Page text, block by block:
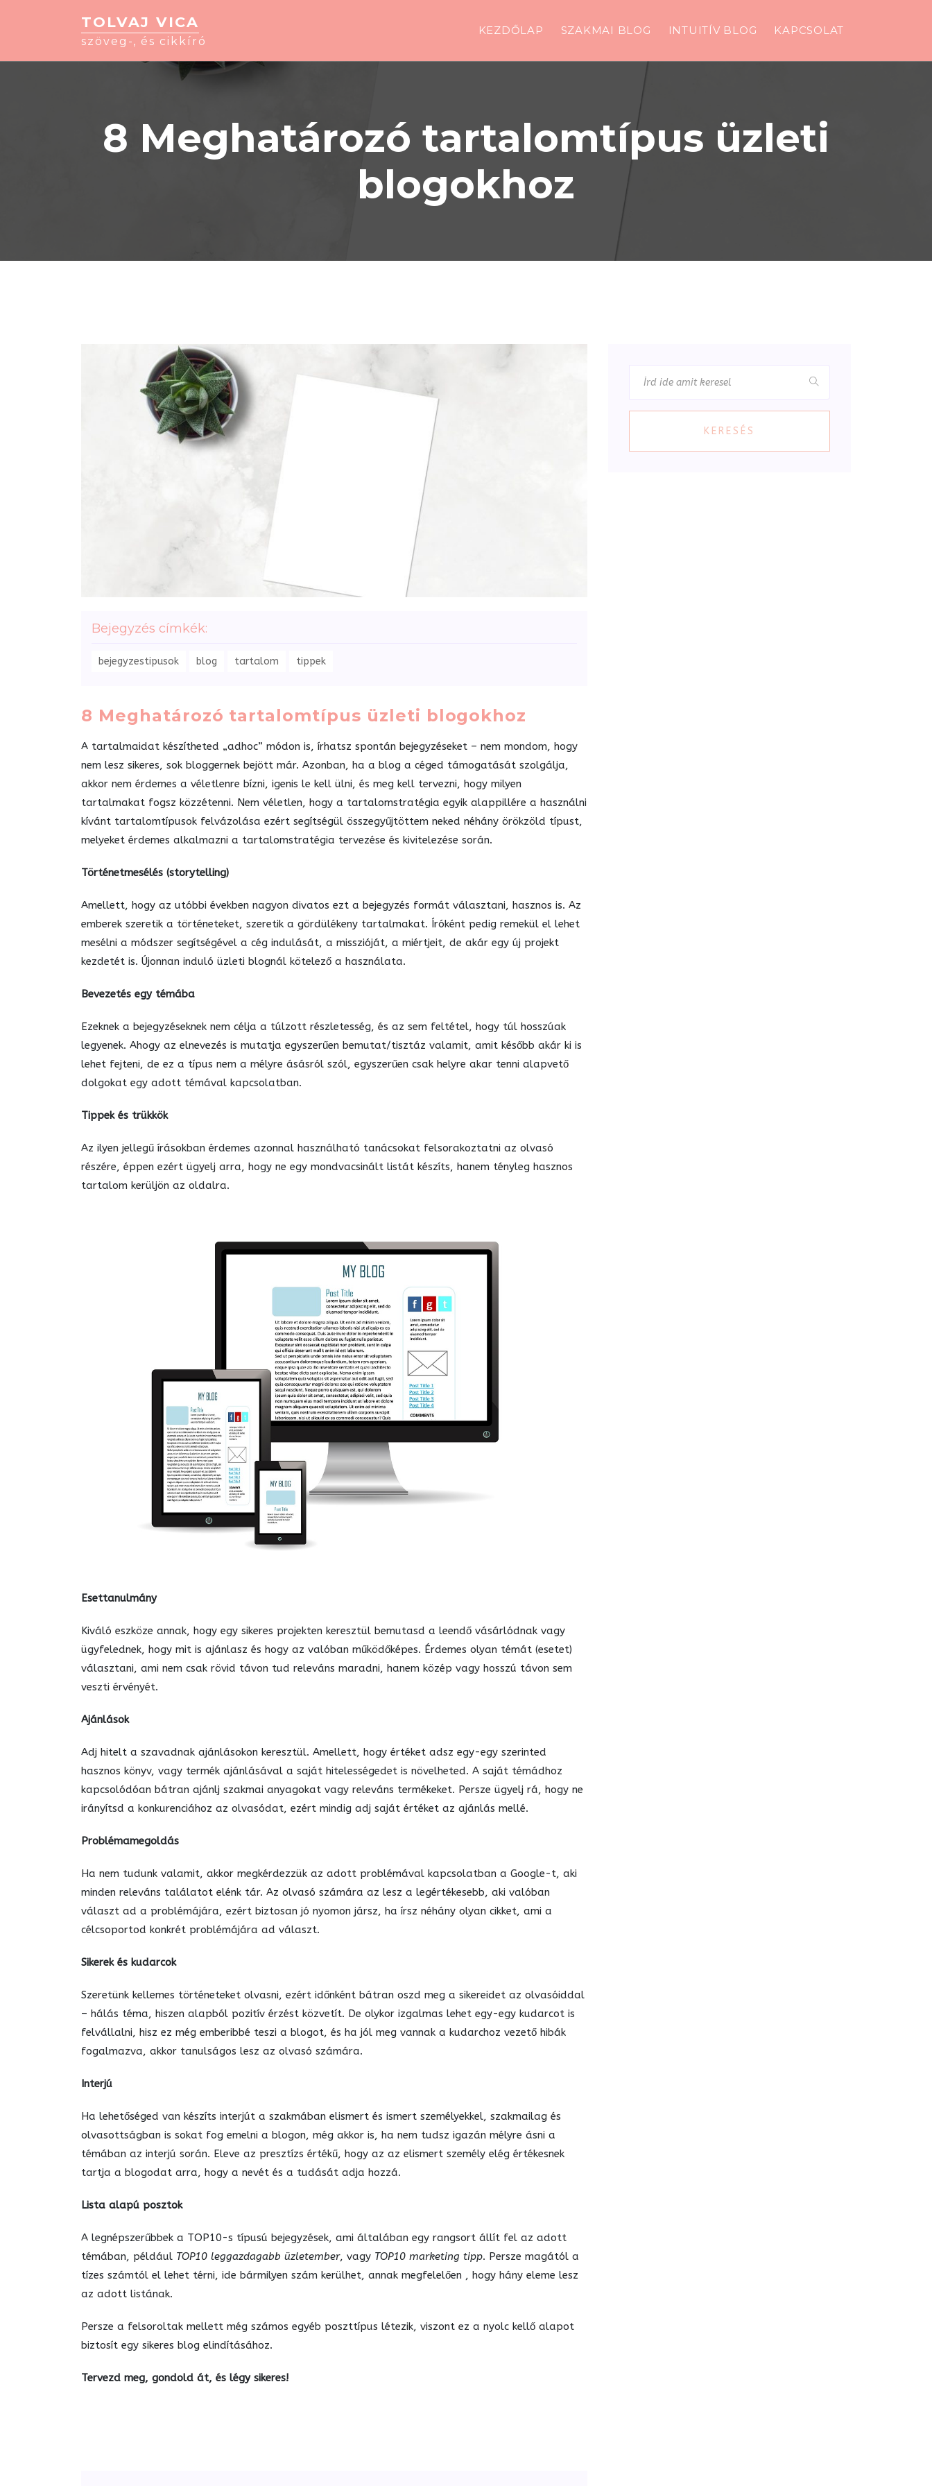
TOLVAJ VICA
szöveg-, és cikkíró
KEZDŐLAP SZAKMAI BLOG INTUITÍV BLOG KAPCSOLAT
8 Meghatározó tartalomtípus üzleti
blogokhoz
Bejegyzés címkék:
bejegyzestipusok blog tartalom tippek
8 Meghatározó tartalomtípus üzleti blogokhoz
A tartalmaidat készítheted „adhoc” módon is, írhatsz spontán bejegyzéseket – nem mondom, hogy
nem lesz sikeres, sok bloggernek bejött már. Azonban, ha a blog a céged támogatását szolgálja,
akkor nem érdemes a véletlenre bízni, igenis le kell ülni, és meg kell tervezni, hogy milyen
tartalmakat fogsz közzétenni. Nem véletlen, hogy a tartalomstratégia egyik alappillére a használni
kívánt tartalomtípusok felvázolása ezért segítségül összegyűjtöttem neked néhány örökzöld típust,
melyeket érdemes alkalmazni a tartalomstratégia tervezése és kivitelezése során.
Történetmesélés (storytelling)
Amellett, hogy az utóbbi években nagyon divatos ezt a bejegyzés formát választani, hasznos is. Az
emberek szeretik a történeteket, szeretik a gördülékeny tartalmakat. Íróként pedig remekül el lehet
mesélni a módszer segítségével a cég indulását, a misszióját, a miértjeit, de akár egy új projekt
kezdetét is. Újonnan induló üzleti blognál kötelező a használata.
Bevezetés egy témába
Ezeknek a bejegyzéseknek nem célja a túlzott részletesség, és az sem feltétel, hogy túl hosszúak
legyenek. Ahogy az elnevezés is mutatja egyszerűen bemutat/tisztáz valamit, amit később akár ki is
lehet fejteni, de ez a típus nem a mélyre ásásról szól, egyszerűen csak helyre akar tenni alapvető
dolgokat egy adott témával kapcsolatban.
Tippek és trükkök
Az ilyen jellegű írásokban érdemes azonnal használható tanácsokat felsorakoztatni az olvasó
részére, éppen ezért ügyelj arra, hogy ne egy mondvacsinált listát készíts, hanem tényleg hasznos
tartalom kerüljön az oldalra.
Esettanulmány
Kiváló eszköze annak, hogy egy sikeres projekten keresztül bemutasd a leendő vásárlódnak vagy
ügyfelednek, hogy mit is ajánlasz és hogy az valóban működőképes. Érdemes olyan témát (esetet)
választani, ami nem csak rövid távon tud releváns maradni, hanem közép vagy hosszú távon sem
veszti érvényét.
Ajánlások
Adj hitelt a szavadnak ajánlásokon keresztül. Amellett, hogy értéket adsz egy-egy szerinted
hasznos könyv, vagy termék ajánlásával a saját hitelességedet is növelheted. A saját témádhoz
kapcsolódóan bátran ajánlj szakmai anyagokat vagy releváns termékeket. Persze ügyelj rá, hogy ne
irányítsd a konkurenciához az olvasódat, ezért mindig adj saját értéket az ajánlás mellé.
Problémamegoldás
Ha nem tudunk valamit, akkor megkérdezzük az adott problémával kapcsolatban a Google-t, aki
minden releváns találatot elénk tár. Az olvasó számára az lesz a legértékesebb, aki valóban
választ ad a problémájára, ezért biztosan jó nyomon jársz, ha írsz néhány olyan cikket, ami a
célcsoportod konkrét problémájára ad választ.
Sikerek és kudarcok
Szeretünk kellemes történeteket olvasni, ezért időnként bátran oszd meg a sikereidet az olvasóiddal
– hálás téma, hiszen alapból pozitív érzést közvetít. De olykor izgalmas lehet egy-egy kudarcot is
felvállalni, hisz ez még emberibbé teszi a blogot, és ha jól meg vannak a kudarchoz vezető hibák
fogalmazva, akkor tanulságos lesz az olvasó számára.
Interjú
Ha lehetőséged van készíts interjút a szakmában elismert és ismert személyekkel, szakmailag és
olvasottságban is sokat fog emelni a blogon, még akkor is, ha nem tudsz igazán mélyre ásni a
témában az interjú során. Eleve az presztízs értékű, hogy az az elismert személy elég értékesnek
tartja a blogodat arra, hogy a nevét és a tudását adja hozzá.
Lista alapú posztok
A legnépszerűbbek a TOP10-s típusú bejegyzések, ami általában egy rangsort állít fel az adott
témában, például TOP10 leggazdagabb üzletember, vagy TOP10 marketing tipp. Persze magától a
tízes számtól el lehet térni, ide bármilyen szám kerülhet, annak megfelelően , hogy hány eleme lesz
az adott listának.
Persze a felsoroltak mellett még számos egyéb poszttípus létezik, viszont ez a nyolc kellő alapot
biztosít egy sikeres blog elindításához.
Tervezd meg, gondold át, és légy sikeres!
KERESÉS